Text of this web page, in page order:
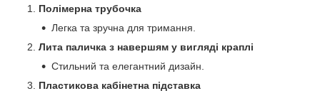
Полімерна трубочка
Легка та зручна для тримання.
Лита паличка з навершям у вигляді краплі
Стильний та елегантний дизайн.
Пластикова кабінетна підставка